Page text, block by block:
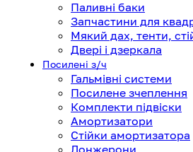
Паливні баки
Запчастини для
Мякий дах, тенти,
Двері і дзеркала
Посилені з/ч
Гальмівні системи
Посилене зчеплення
Комплекти підвіски
Амортизатори
Стійки амортизатора
Лонжерони